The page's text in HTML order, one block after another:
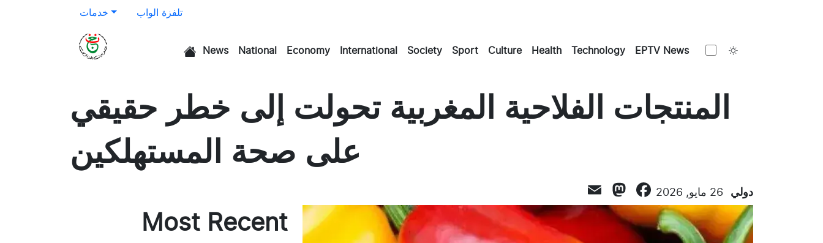
خدمات تلفزة الواب
News National Economy International Society Sport Culture Health Technology EPTV News
المنتجات الفلاحية المغربية تحولت إلى خطر حقيقي
على صحة المستهلكين
دولي 26 مايو, 2026 Facebook
Mastodon
Most Recent